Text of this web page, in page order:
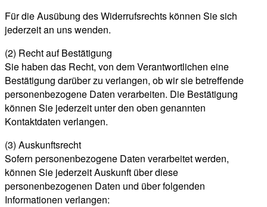
Für die Ausübung des Widerrufsrechts können Sie sich
jederzeit an uns wenden.
(2) Recht auf Bestätigung
Sie haben das Recht, von dem Verantwortlichen eine
Bestätigung darüber zu verlangen, ob wir sie betreffende
personenbezogene Daten verarbeiten. Die Bestätigung
können Sie jederzeit unter den oben genannten
Kontaktdaten verlangen.
(3) Auskunftsrecht
Sofern personenbezogene Daten verarbeitet werden,
können Sie jederzeit Auskunft über diese
personenbezogenen Daten und über folgenden
Informationen verlangen: